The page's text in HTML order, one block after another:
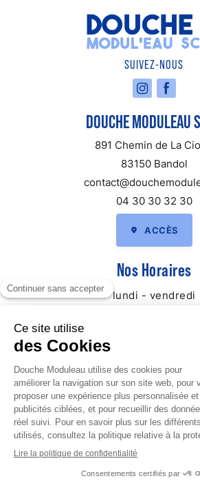
SUIVEZ-NOUS
DOUCHE MODULEAU
891 Chemin de La
83150 Bandol
04 30 30 32 30
ACCÈS
Nos Horaires
lundi - vendredi
fermé
Guide local & liens
Informations complémentaires
Mentions légales
Politique de confidentialité